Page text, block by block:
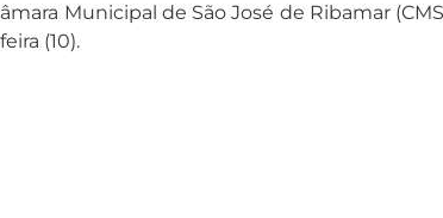
Municipal de São José de Ribamar
(10).